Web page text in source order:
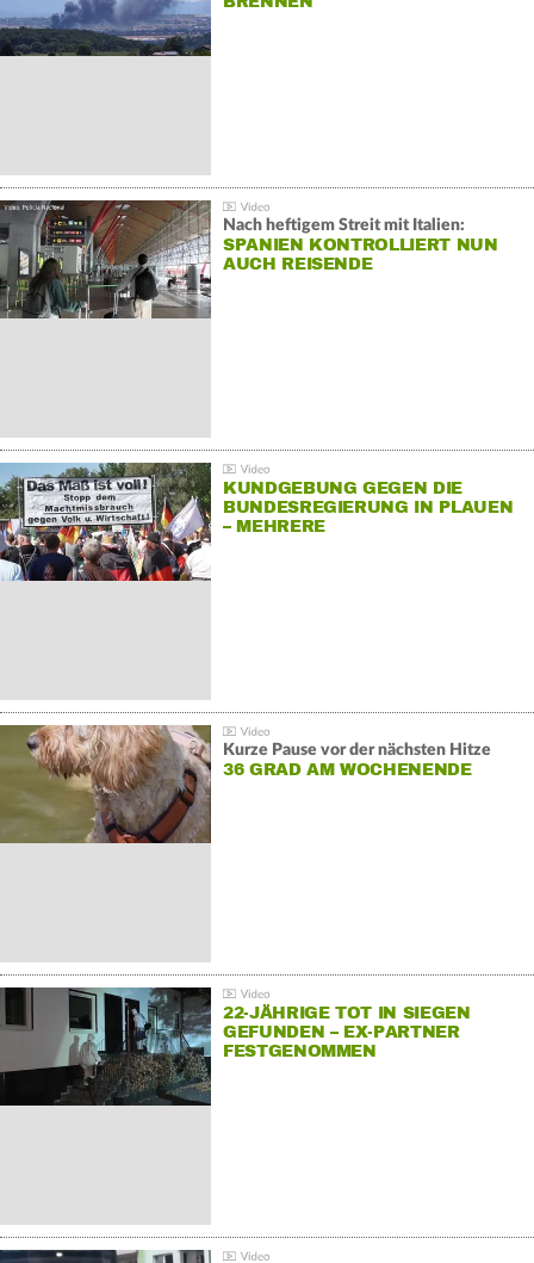
Nach heftigem Streit mit Italien:
SPANIEN KONTROLLIERT NUN
AUCH REISENDE
KUNDGEBUNG GEGEN DIE
BUNDESREGIERUNG IN PLAUEN
– MEHRERE
Kurze Pause vor der nächsten Hitze
36 GRAD AM WOCHENENDE
22-JÄHRIGE TOT IN SIEGEN
GEFUNDEN – EX-PARTNER
FESTGENOMMEN